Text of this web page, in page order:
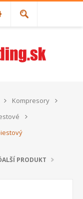
Kompresory
PRODUKT